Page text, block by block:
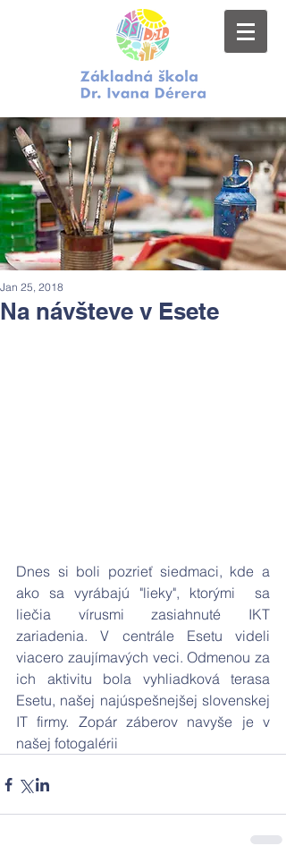
Na návšteve v Esete
Jan 25, 2018
Dnes si boli pozrieť siedmaci, kde a
ako sa vyrábajú "lieky", ktorými  sa
liečia vírusmi zasiahnuté IKT
zariadenia. V centrále Esetu videli
viacero zaujímavých veci. Odmenou za
ich aktivitu bola vyhliadková terasa
Esetu, našej najúspešnejšej slovenskej
IT firmy. Zopár záberov navyše je v
našej fotogalérii